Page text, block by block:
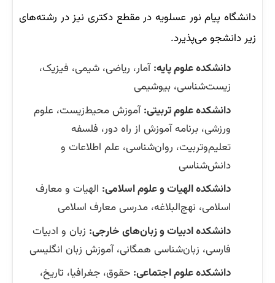
دانشگاه پیام نور عسلویه در مقطع دکتری نیز در رشته‌های
زیر دانشجو می‌پذیرد.
دانشکده علوم پایه:آمار، ریاضی، شیمی، فیزیک،
زیست‌شناسی، بیوشیمی
دانشکده علوم تربیتی:آموزش محیط‌زیست، علوم
ورزشی، برنامه آموزش از راه دور، فلسفه
تعلیم‌وتربیت، روان‌شناسی، علم اطلاعات و
دانش‌شناسی
دانشکده الهیات و علوم اسلامی: الهیات و معارف
اسلامی، نهج‌البلاغه، مدرسی معارف اسلامی
دانشکده ادبیات و زبان‌های خارجی: زبان و ادبیات
فارسی، زبان‌شناسی همگانی، آموزش زبان انگلیسی
دانشکده علوم اجتماعی: حقوق، جغرافیا، تاریخ،